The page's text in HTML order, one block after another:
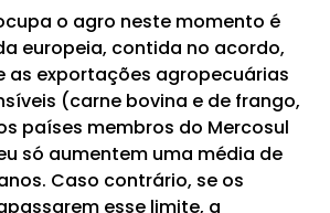
o agro neste momento é
europeia, contida no acordo,
as exportações agropecuárias
(carne bovina e de frango,
países membros do Mercosul
só aumentem uma média de
Caso contrário, se os
esse limite, a